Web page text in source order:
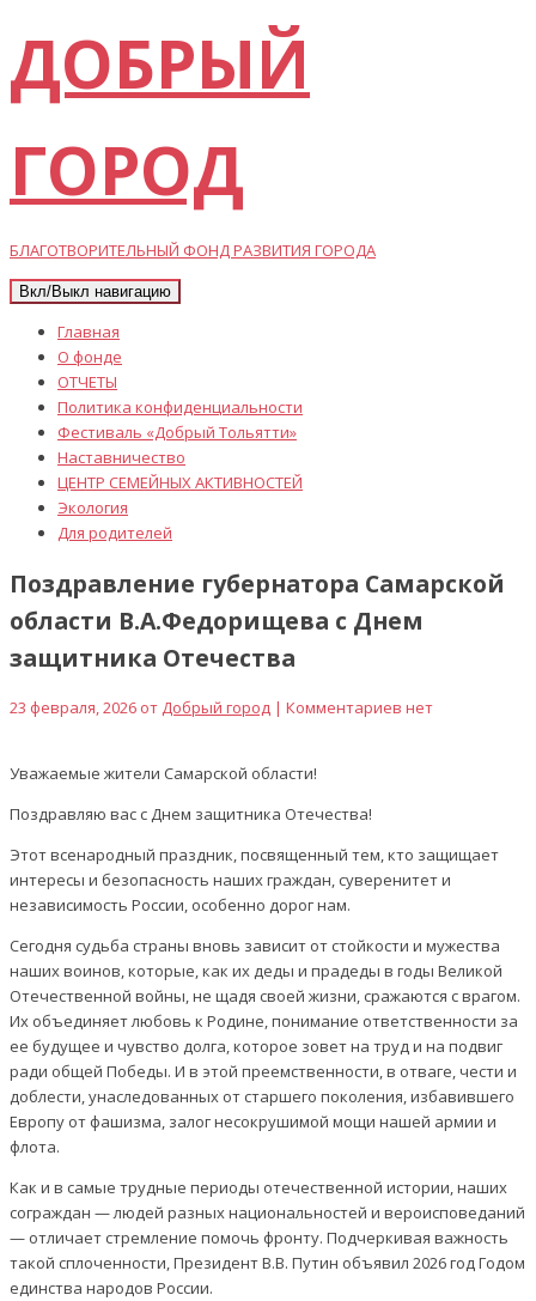
ДОБРЫЙ
ГОРОД
БЛАГОТВОРИТЕЛЬНЫЙ ФОНД РАЗВИТИЯ ГОРОДА
Вкл/Выкл навигацию
Главная
О фонде
ОТЧЕТЫ
Политика конфиденциальности
Фестиваль «Добрый Тольятти»
Наставничество
ЦЕНТР СЕМЕЙНЫХ АКТИВНОСТЕЙ
Экология
Для родителей
Поздравление губернатора Самарской
области В.А.Федорищева с Днем
защитника Отечества
23 февраля, 2026 от Добрый город | Комментариев нет
Уважаемые жители Самарской области!
Поздравляю вас с Днем защитника Отечества!
Этот всенародный праздник, посвященный тем, кто защищает
интересы и безопасность наших граждан, суверенитет и
независимость России, особенно дорог нам.
Сегодня судьба страны вновь зависит от стойкости и мужества
наших воинов, которые, как их деды и прадеды в годы Великой
Отечественной войны, не щадя своей жизни, сражаются с врагом.
Их объединяет любовь к Родине, понимание ответственности за
ее будущее и чувство долга, которое зовет на труд и на подвиг
ради общей Победы. И в этой преемственности, в отваге, чести и
доблести, унаследованных от старшего поколения, избавившего
Европу от фашизма, залог несокрушимой мощи нашей армии и
флота.
Как и в самые трудные периоды отечественной истории, наших
сограждан — людей разных национальностей и вероисповеданий
— отличает стремление помочь фронту. Подчеркивая важность
такой сплоченности, Президент В.В. Путин объявил 2026 год Годом
единства народов России.